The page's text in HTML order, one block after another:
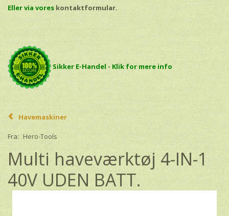
Eller via vores kontaktformular.
Sikker E-Handel - Klik for mere info
Havemaskiner
Fra: Hero-Tools
Multi haveværktøj 4-IN-1
40V UDEN BATT.